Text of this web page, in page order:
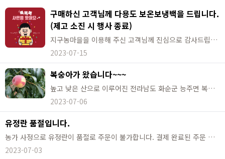
구매하신 고객님께 다용도 보온보냉백을 드립니다.
(제고 소진 시 행사 종료)
지구농마을을 이용해 주신 고객님께 진심으로 감사드립니다. 오픈중인 모든 지구농마을 장터에서 구매하신 고객님께 다용도 보온보냉백(그레이 색상)을 드립니다. ※ 제고 소진 시 행사 종료
2023-07-15
복숭아가 왔습니다~~~
높고 낮은 산으로 이루어진 전라남도 화순군 능주면 복숭아 꽃이 많이 피는 복사골에서 맛있는 복숭아가 왔습니다. 복숭아는 화순군 대표농산물로 지정될 정도로 크고 맛있게 자라기로 유명한 지역입니다. 하나하나 직접 기르고 보살펴 당도가 높고 아삭함이 일품인 복사골에서 자란 복숭아는 한번 드셔보신 분들은 꾸준하게 방문을 해주시는 맛있는 복숭아입니다. 철에 맞는 달콤하고 아삭한 복숭아를 만나보세요.
2023-07-06
유정란 품절입니다.
농가 사정으로 유정란이 품절로 주문이 불가합니다. 결제 완료된 주문 건은 수령하실 수 있습니다. 7월 17일부터 판매가 가능합니다. 양해 부탁드립니다.
2023-07-03